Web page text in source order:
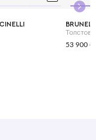
53 900 ₽